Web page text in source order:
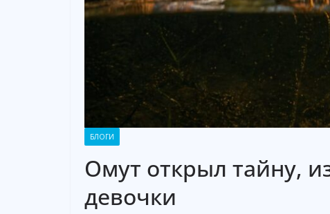
БЛОГИ
Омут открыл тайну,
девочки